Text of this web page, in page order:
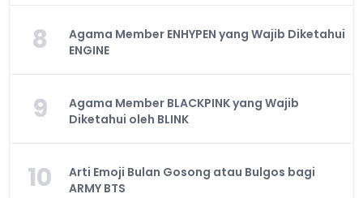
8
Agama Member ENHYPEN yang Wajib Diketahui
ENGINE
9
Agama Member BLACKPINK yang Wajib
Diketahui oleh BLINK
10
Arti Emoji Bulan Gosong atau Bulgos bagi
ARMY BTS